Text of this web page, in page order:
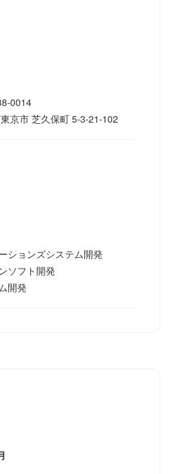
0014
京市 芝久保町 5-3-21-102
ションズシステム開発
ソフト開発
開発